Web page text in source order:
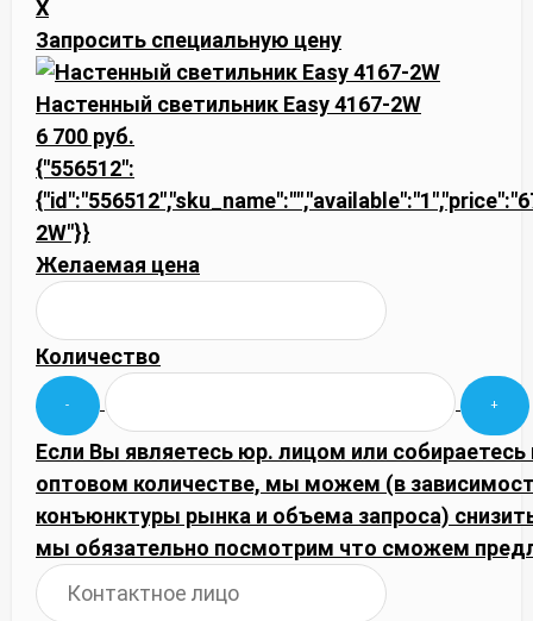
X
Запросить специальную цену
Настенный светильник Easy 4167-2W
6 700 руб.
{"556512":
2W"}}
Желаемая цена
Количество
Если Вы являетесь юр. лицом или собираетесь
оптовом количестве, мы можем (в
конъюнктуры рынка и объема запроса)
мы обязательно посмотрим что сможем